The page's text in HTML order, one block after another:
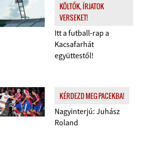
KÖLTŐK, ÍRJATOK
VERSEKET!
Itt a futball-rap a
Kacsafarhát
együttestől!
KÉRDEZD MEG PACEKBA!
Nagyinterjú: Juhász
Roland